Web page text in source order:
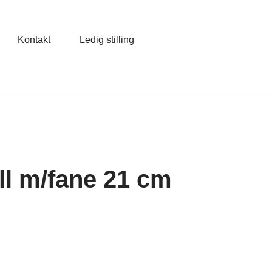
Kontakt
Ledig stilling
m/fane 21 cm